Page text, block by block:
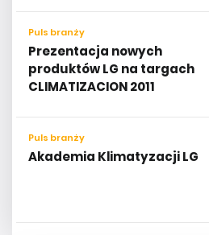
Puls branży
Prezentacja nowych
produktów LG na targach
CLIMATIZACION 2011
Puls branży
Akademia Klimatyzacji LG